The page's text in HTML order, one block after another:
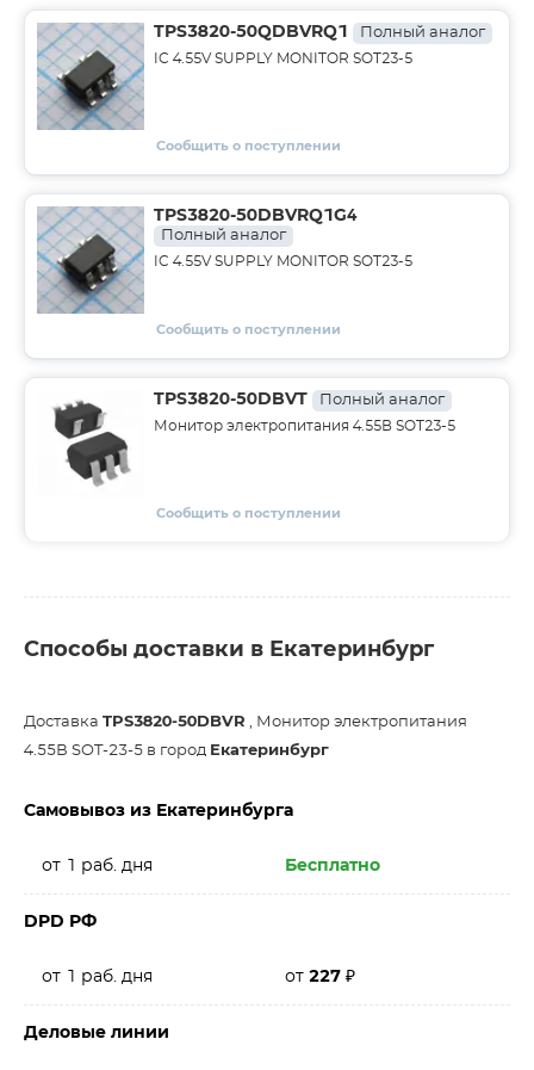
TPS3820-50QDBVRQ1 Полный аналог
IC 4.55V SUPPLY MONITOR SOT23-5
Сообщить о поступлении
TPS3820-50DBVRQ1G4
Полный аналог
IC 4.55V SUPPLY MONITOR SOT23-5
Сообщить о поступлении
TPS3820-50DBVT Полный аналог
Монитор электропитания 4.55В SOT23-5
Сообщить о поступлении
Способы доставки в Екатеринбург
Доставка TPS3820-50DBVR , Монитор электропитания
4.55В SOT-23-5 в город Екатеринбург
Самовывоз из Екатеринбурга
от 1 раб. дня Бесплатно
DPD РФ
от 1 раб. дня от 227 ₽
Деловые линии